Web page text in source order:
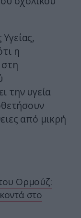
η
την υγεία
από μικρή
Ορμούζ:
στο